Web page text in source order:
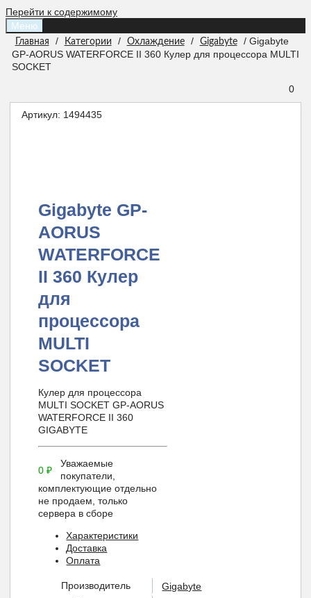
Перейти к содержимому
Меню
Главная / Категории / Охлаждение / Gigabyte
/ Gigabyte
GP-AORUS WATERFORCE II 360 Кулер для процессора MULTI
SOCKET
0
Артикул: 1494435
Gigabyte GP-
AORUS
WATERFORCE
II 360 Кулер
для
процессора
MULTI
SOCKET
Кулер для процессора
MULTI SOCKET GP-AORUS
WATERFORCE II 360
GIGABYTE
0₽
Уважаемые
покупатели,
комплектующие отдельно
не продаем, только
сервера в сборе
Характеристики
Доставка
Оплата
Производитель
Gigabyte